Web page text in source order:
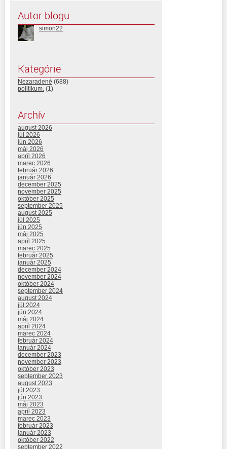
Autor blogu
simon22
Kategórie
Nezaradené (688)
politikum. (1)
Archív
august 2026
júl 2026
jún 2026
máj 2026
apríl 2026
marec 2026
február 2026
január 2026
december 2025
november 2025
október 2025
september 2025
august 2025
júl 2025
jún 2025
máj 2025
apríl 2025
marec 2025
február 2025
január 2025
december 2024
november 2024
október 2024
september 2024
august 2024
júl 2024
jún 2024
máj 2024
apríl 2024
marec 2024
február 2024
január 2024
december 2023
november 2023
október 2023
september 2023
august 2023
júl 2023
jún 2023
máj 2023
apríl 2023
marec 2023
február 2023
január 2023
október 2022
september 2022